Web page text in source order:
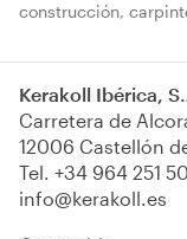
construcción,
Kerakoll Ibérica,
Carretera de
12006 Castellón
Tel. +34 964 251
info@kerakoll.es